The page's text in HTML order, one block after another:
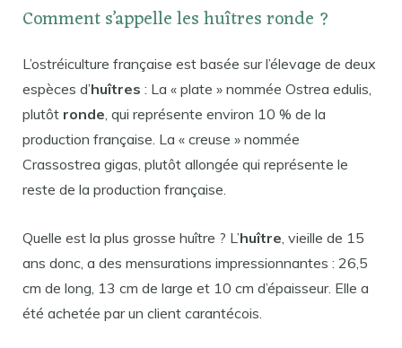
Comment s’appelle les huîtres ronde ?
L’ostréiculture française est basée sur l’élevage de deux
espèces d’huîtres : La « plate » nommée Ostrea edulis,
plutôt ronde , qui représente environ 10 % de la
production française. La « creuse » nommée
Crassostrea gigas, plutôt allongée qui représente le
reste de la production française.
Quelle est la plus grosse huître ? L’huître , vieille de 15
ans donc, a des mensurations impressionnantes : 26,5
cm de long, 13 cm de large et 10 cm d’épaisseur. Elle a
été achetée par un client carantécois.